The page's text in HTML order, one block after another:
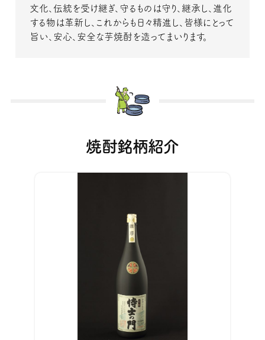
文化、伝統を受け継ぎ、守るものは守り、継承し、進化
する物は革新し、これからも日々精進し、皆様にとって
旨い、安心、安全な芋焼酎を造ってまいります。
焼酎銘柄紹介